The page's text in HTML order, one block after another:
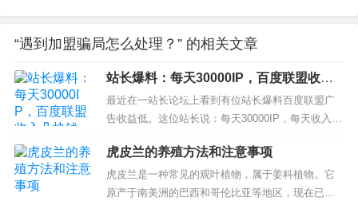
“遇到加盟骗局怎么处理？” 的相关文章
站长爆料：每天30000IP，百度联盟收入
几块钱，还说他作弊
最近在一站长论坛上看到有位站长爆料百度联盟广
告收益低。这位站长说：每天30000IP，每天收入几
块钱，还说我作弊。自己也不查查，每天会为了几
块作弊？去TMD的，全部撤下来，再也不用。以下
是这位站长的发帖截图： 看完这位站长的发帖，只
想说现在个人站长靠网站赚钱真的是越来越难...
虎皮兰的养殖方法和注意事项
虎皮兰是一种常见的观叶植物，属于姜科植物。它
原产于南美洲的巴西和哥伦比亚等地区，现在已经